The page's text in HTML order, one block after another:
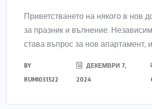
Приветстването на някого в нов
за празник и вълнение.
става въпрос за нов апартамент,
BY
RUMI031522
ДЕКЕМВРИ 7,
2024